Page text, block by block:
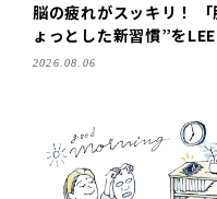
脳の疲れがスッキリ！
ょっとした新習慣”を
2026.08.06